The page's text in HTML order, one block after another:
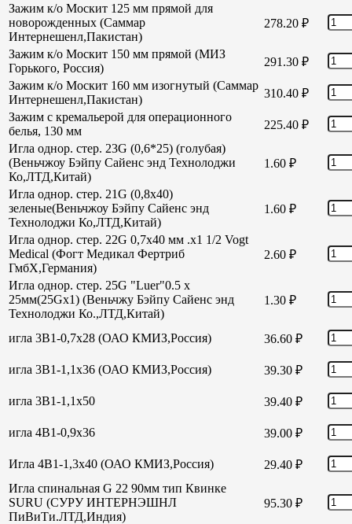
Зажим к/о Москит 125 мм прямой для
новорожденных (Саммар
Интернешенл,Пакистан)
278.20 ₽
Зажим к/о Москит 150 мм прямой (МИЗ
Горького, Россия)
291.30 ₽
Зажим к/о Москит 160 мм изогнутый (Саммар
Интернешенл,Пакистан)
310.40 ₽
Зажим с кремальерой для операционного
белья, 130 мм
225.40 ₽
Игла однор. стер. 23G (0,6*25) (голубая)
(Веньчжоу Бэйпу Сайенс энд Технолоджи
Ко,ЛТД,Китай)
1.60 ₽
Игла однор. стер. 21G (0,8х40)
зеленые(Веньчжоу Бэйпу Сайенс энд
Технолоджи Ко,ЛТД,Китай)
1.60 ₽
Игла однор. стер. 22G 0,7х40 мм .х1 1/2 Vogt
Medical (Фогт Медикал Фертриб
ГмбХ,Германия)
2.60 ₽
Игла однор. стер. 25G "Luer"0.5 х
25мм(25Gх1) (Веньчжу Бэйпу Сайенс энд
Технолоджи Ко.,ЛТД,Китай)
1.30 ₽
игла 3В1-0,7х28 (ОАО КМИЗ,Россия) 36.60 ₽
игла 3В1-1,1х36 (ОАО КМИЗ,Россия) 39.30 ₽
игла 3В1-1,1х50 39.40 ₽
игла 4В1-0,9х36 39.00 ₽
Игла 4В1-1,3х40 (ОАО КМИЗ,Россия) 29.40 ₽
Игла спинальная G 22 90мм тип Квинке
SURU (СУРУ ИНТЕРНЭШНЛ
ПиВиТи.ЛТД,Индия)
95.30 ₽